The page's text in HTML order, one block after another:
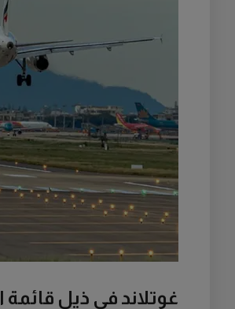
غوتلاند في ذيل قائمة